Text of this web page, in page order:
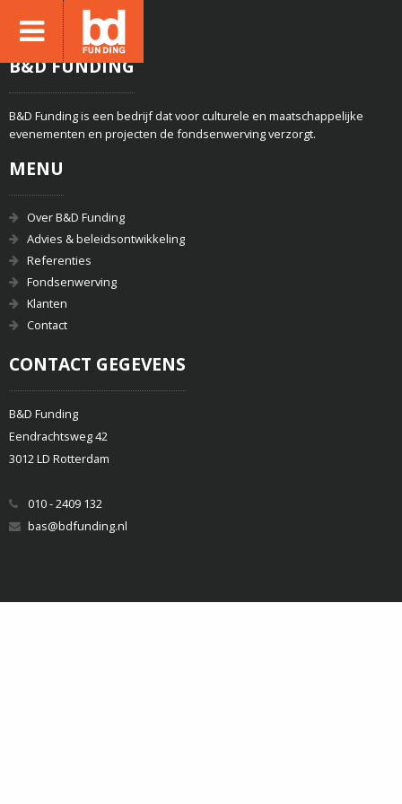
B&D FUNDING
B&D Funding is een bedrijf dat voor culturele en maatschappelijke
evenementen en projecten de fondsenwerving verzorgt.
MENU
Over B&D Funding
Advies & beleidsontwikkeling
Referenties
Fondsenwerving
Klanten
Contact
CONTACT GEGEVENS
B&D Funding
Eendrachtsweg 42
3012 LD Rotterdam
010 - 2409 132
bas@bdfunding.nl